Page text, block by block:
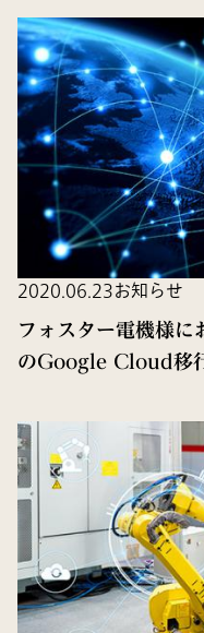
2020.06.23お知らせ
フォスター電機様
のGoogle Cloud移